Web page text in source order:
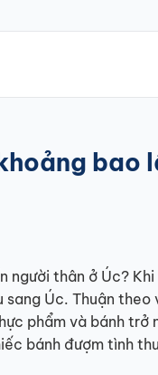
bao
người thân ở Úc?
sang Úc. Thuận theo
phẩm và bánh trở
bánh đượm tình